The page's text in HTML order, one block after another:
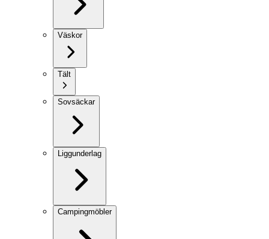
Väskor
Tält
Sovsäckar
Liggunderlag
Campingmöbler